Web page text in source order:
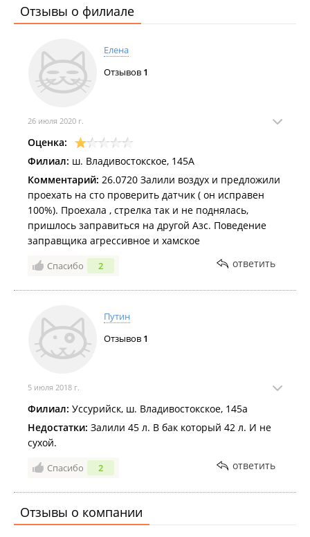
Отзывы о филиале
Елена
Отзывов 1
26 июля 2020 г.
Оценка:
Филиал: ш. Владивостокское, 145А
Комментарий: 26.0720 Залили воздух и предложили
проехать на сто проверить датчик ( он исправен
100%). Проехала , стрелка так и не поднялась,
пришлось заправиться на другой Азс. Поведение
заправщика агрессивное и хамское
Спасибо 2 ответить
Путин
Отзывов 1
5 июля 2018 г.
Филиал: Уссурийск, ш. Владивостокское, 145а
Недостатки: Залили 45 л. В бак который 42 л. И не
сухой.
Спасибо 2 ответить
Отзывы о компании